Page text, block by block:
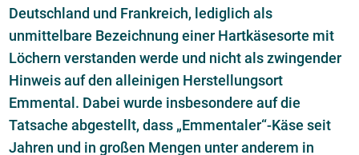
Deutschland und Frankreich, lediglich als
unmittelbare Bezeichnung einer Hartkäsesorte mit
Löchern verstanden werde und nicht als zwingender
Hinweis auf den alleinigen Herstellungsort
Emmental. Dabei wurde insbesondere auf die
Tatsache abgestellt, dass „Emmentaler“-Käse seit
Jahren und in großen Mengen unter anderem in